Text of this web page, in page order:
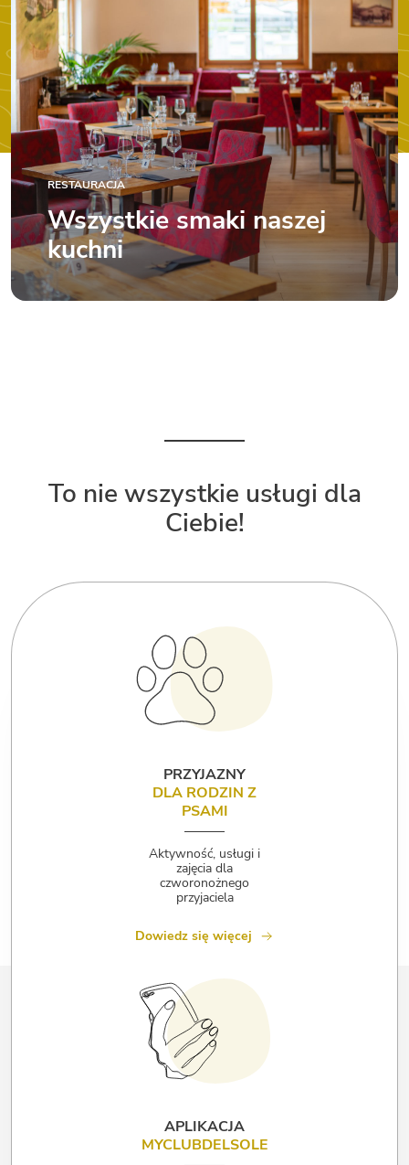
RESTAURACJA
Wszystkie smaki naszej
kuchni
To nie wszystkie usługi dla
Ciebie!
PRZYJAZNY
DLA RODZIN Z
PSAMI
Aktywność, usługi i
zajęcia dla
czworonożnego
przyjaciela
Dowiedz się więcej
APLIKACJA
MYCLUBDELSOLE